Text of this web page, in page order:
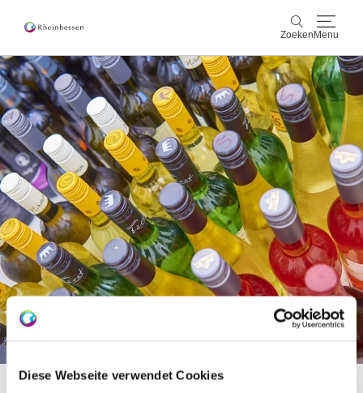
Diese Webseite verwendet Cookies
Zoeken Menu
Zoeken
wijn & gastronomie
actief & natuur
Cultuur & Steden
Events
reservering & service
Rheinhessen-Blog kaart